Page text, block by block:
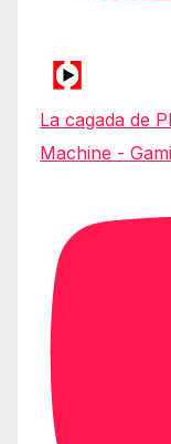
La cagada de
Machine -